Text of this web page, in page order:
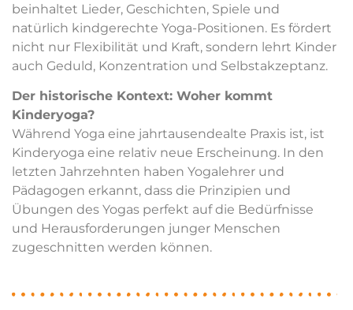
beinhaltet Lieder, Geschichten, Spiele und
natürlich kindgerechte Yoga-Positionen. Es fördert
nicht nur Flexibilität und Kraft, sondern lehrt Kinder
auch Geduld, Konzentration und Selbstakzeptanz.
Der historische Kontext: Woher kommt
Kinderyoga?
Während Yoga eine jahrtausendealte Praxis ist, ist
Kinderyoga eine relativ neue Erscheinung. In den
letzten Jahrzehnten haben Yogalehrer und
Pädagogen erkannt, dass die Prinzipien und
Übungen des Yogas perfekt auf die Bedürfnisse
und Herausforderungen junger Menschen
zugeschnitten werden können.